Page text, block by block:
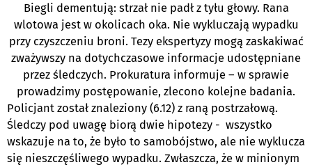
Biegli dementują: strzał nie padł z tyłu głowy. Rana
wlotowa jest w okolicach oka. Nie wykluczają wypadku
przy czyszczeniu broni. Tezy ekspertyzy mogą zaskakiwać
zważywszy na dotychczasowe informacje udostępniane
przez śledczych. Prokuratura informuje – w sprawie
prowadzimy postępowanie, zlecono kolejne badania.
Policjant został znaleziony (6.12) z raną postrzałową.
Śledczy pod uwagę biorą dwie hipotezy - wszystko
wskazuje na to, że było to samobójstwo, ale nie wyklucza
się nieszczęśliwego wypadku. Zwłaszcza, że w minionym